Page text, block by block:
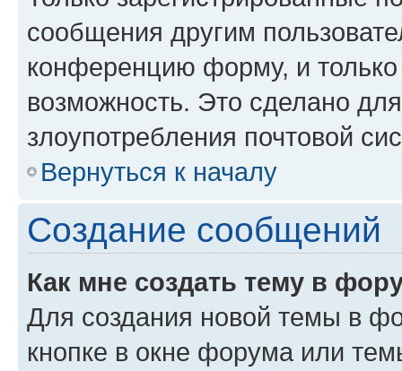
сообщения другим
конференцию форму, и
возможность. Это сделано
злоупотребления почтовой
Вернуться к началу
Создание сообщений
Как мне создать тему в
Для создания новой темы в
кнопке в окне форума или